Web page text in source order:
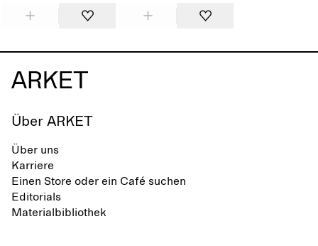
Über ARKET
Über uns
Karriere
Einen Store oder ein Café suchen
Editorials
Materialbibliothek